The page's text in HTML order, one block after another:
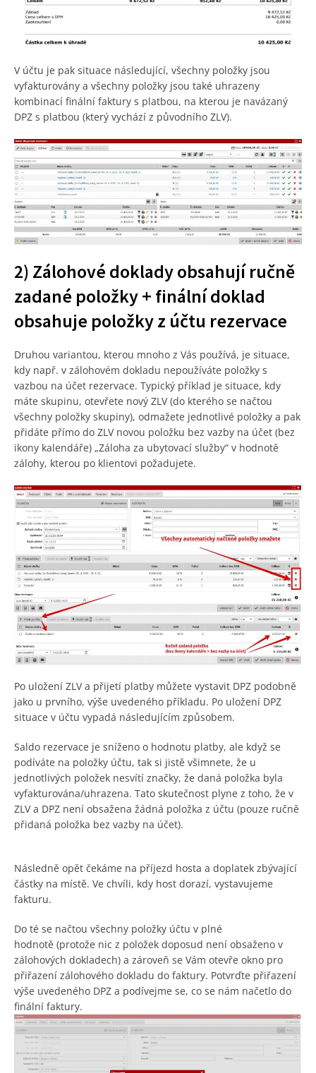
V účtu je pak situace následující, všechny položky jsou
vyfakturovány a všechny položky jsou také uhrazeny
kombinací finální faktury s platbou, na kterou je navázaný
DPZ s platbou (který vychází z původního ZLV).
2) Zálohové doklady obsahují ručně
zadané položky + finální doklad
obsahuje položky z účtu rezervace
Druhou variantou, kterou mnoho z Vás používá, je situace,
kdy např. v zálohovém dokladu nepoužíváte položky s
vazbou na účet rezervace. Typický příklad je situace, kdy
máte skupinu, otevřete nový ZLV (do kterého se načtou
všechny položky skupiny), odmažete jednotlivé položky a pak
přidáte přímo do ZLV novou položku bez vazby na účet (bez
ikony kalendáře) „Záloha za ubytovací služby“ v hodnotě
zálohy, kterou po klientovi požadujete.
Po uložení ZLV a přijetí platby můžete vystavit DPZ podobně
jako u prvního, výše uvedeného příkladu. Po uložení DPZ
situace v účtu vypadá následujícím způsobem.
Saldo rezervace je sníženo o hodnotu platby, ale když se
podíváte na položky účtu, tak si jistě všimnete, že u
jednotlivých položek nesvítí značky, že daná položka byla
vyfakturována/uhrazena. Tato skutečnost plyne z toho, že v
ZLV a DPZ není obsažena žádná položka z účtu (pouze ručně
přidaná položka bez vazby na účet).
Následně opět čekáme na příjezd hosta a doplatek zbývající
částky na místě. Ve chvíli, kdy host dorazí, vystavujeme
fakturu.
Do té se načtou všechny položky účtu v plné
hodnotě (protože nic z položek doposud není obsaženo v
zálohových dokladech) a zároveň se Vám otevře okno pro
přiřazení zálohového dokladu do faktury. Potvrďte přiřazení
výše uvedeného DPZ a podívejme se, co se nám načetlo do
finální faktury.